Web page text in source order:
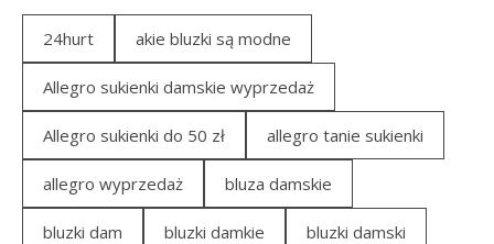
24hurt akie bluzki są modne
Allegro sukienki damskie wyprzedaż
Allegro sukienki do 50 zł allegro tanie sukienki
allegro wyprzedaż bluza damskie
bluzki dam bluzki damkie bluzki damski